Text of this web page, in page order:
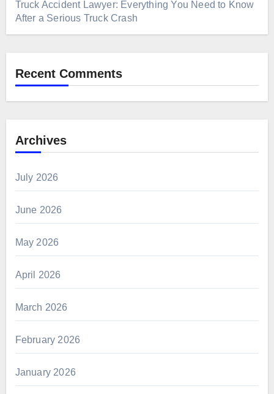
Truck Accident Lawyer: Everything You Need to Know
After a Serious Truck Crash
Recent Comments
Archives
July 2026
June 2026
May 2026
April 2026
March 2026
February 2026
January 2026